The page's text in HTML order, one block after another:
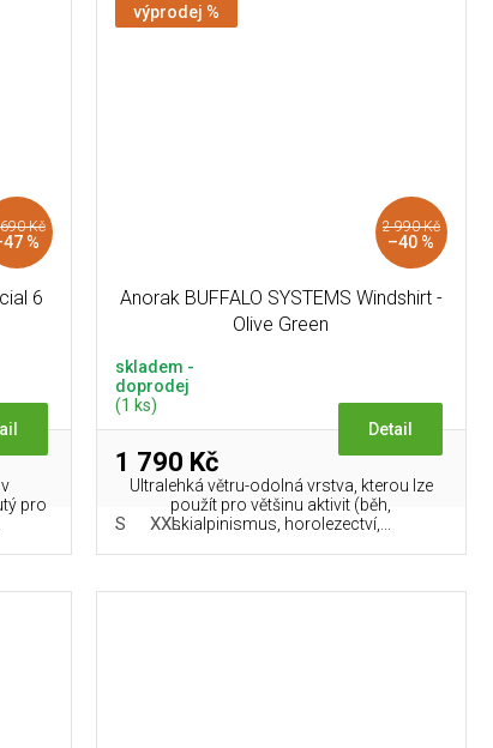
Kč
%
6
pro
výprodej %
2 990 Kč
–40 %
Anorak BUFFALO SYSTEMS Windshirt -
Olive Green
skladem -
doprodej
(1 ks)
1 790 Kč
Detail
Ultralehká větru-odolná vrstva, kterou lze
použít pro většinu aktivit (běh,
skialpinismus, horolezectví,...
S XXL